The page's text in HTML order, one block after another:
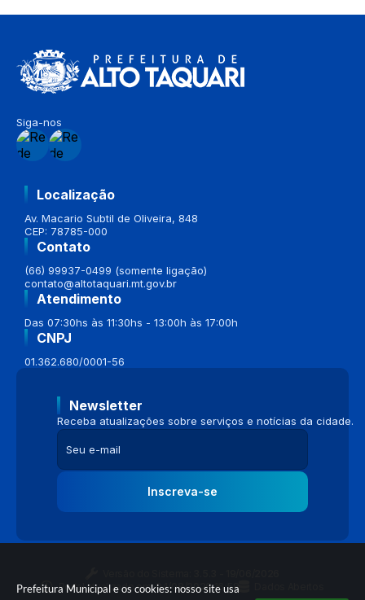
Prefeitura Municipal e os cookies: nosso site usa
Siga-nos
Localização
Av. Macario Subtil de Oliveira, 848
CEP: 78785-000
Contato
(66) 99937-0499 (somente ligação)
contato@altotaquari.mt.gov.br
Atendimento
Das 07:30hs às 11:30hs - 13:00h às 17:00h
CNPJ
01.362.680/0001-56
Newsletter
Receba atualizações sobre serviços e notícias da cidade.
Inscreva-se
Portal atualizado em:04/08/2026 16:58